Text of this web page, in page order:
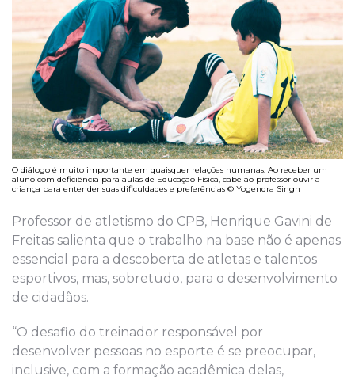
O diálogo é muito importante em quaisquer relações humanas. Ao receber um
aluno com deficiência para aulas de Educação Física, cabe ao professor ouvir a
criança para entender suas dificuldades e preferências © Yogendra Singh
Professor de atletismo do CPB, Henrique Gavini de
Freitas salienta que o trabalho na base não é apenas
essencial para a descoberta de atletas e talentos
esportivos, mas, sobretudo, para o desenvolvimento
de cidadãos.
“O desafio do treinador responsável por
desenvolver pessoas no esporte é se preocupar,
inclusive, com a formação acadêmica delas,